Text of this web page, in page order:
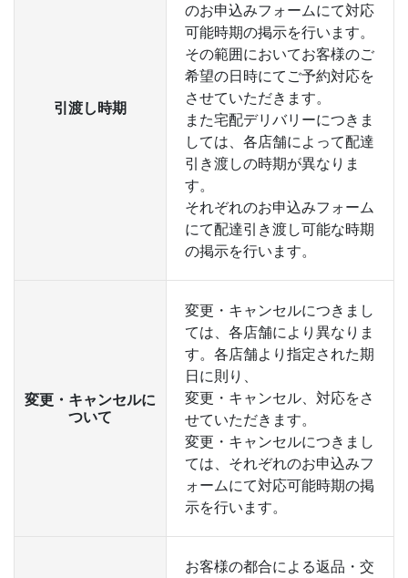
引渡し時期
のお申込みフォームにて対応
可能時期の掲示を行います。
その範囲においてお客様のご
希望の日時にてご予約対応を
させていただきます。
また宅配デリバリーにつきま
しては、各店舗によって配達
引き渡しの時期が異なりま
す。
それぞれのお申込みフォーム
にて配達引き渡し可能な時期
の掲示を行います。
変更・キャンセルに
ついて
変更・キャンセルにつきまし
ては、各店舗により異なりま
す。各店舗より指定された期
日に則り、
変更・キャンセル、対応をさ
せていただきます。
変更・キャンセルにつきまし
ては、それぞれのお申込みフ
ォームにて対応可能時期の掲
示を行います。
お客様の都合による返品・交